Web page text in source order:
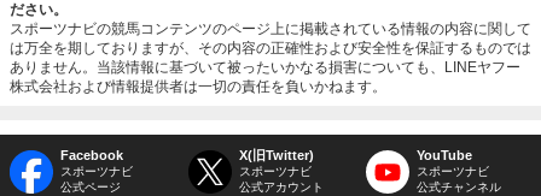
ださい。
スポーツナビの競馬コンテンツのページ上に掲載されている情報の内容に関して
は万全を期しておりますが、その内容の正確性および安全性を保証するものでは
ありません。当該情報に基づいて被ったいかなる損害についても、LINEヤフー
株式会社および情報提供者は一切の責任を負いかねます。
Facebook
スポーツナビ
公式ページ
X(旧Twitter)
スポーツナビ
公式アカウント
YouTube
スポーツナビ
公式チャンネル